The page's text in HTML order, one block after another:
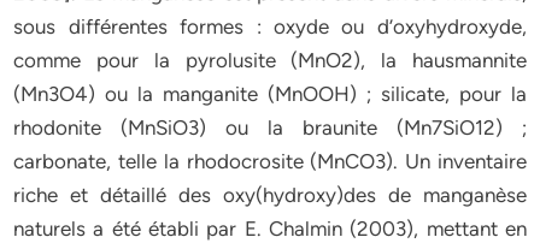
sous différentes formes : oxyde ou d’oxyhydroxyde,
comme pour la pyrolusite (MnO2), la hausmannite
(Mn3O4) ou la manganite (MnOOH) ; silicate, pour la
rhodonite (MnSiO3) ou la braunite (Mn7SiO12) ;
carbonate, telle la rhodocrosite (MnCO3). Un inventaire
riche et détaillé des oxy(hydroxy)des de manganèse
naturels a été établi par E. Chalmin (2003), mettant en